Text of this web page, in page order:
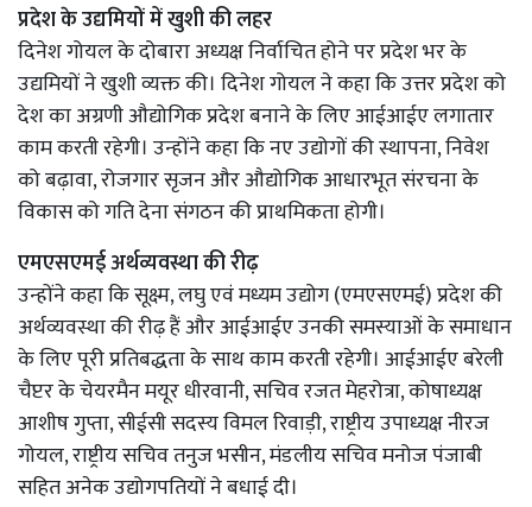
प्रदेश के उद्यमियों में खुशी की लहर
दिनेश गोयल के दोबारा अध्यक्ष निर्वाचित होने पर प्रदेश भर के
उद्यमियों ने खुशी व्यक्त की। दिनेश गोयल ने कहा कि उत्तर प्रदेश को
देश का अग्रणी औद्योगिक प्रदेश बनाने के लिए आईआईए लगातार
काम करती रहेगी। उन्होंने कहा कि नए उद्योगों की स्थापना, निवेश
को बढ़ावा, रोजगार सृजन और औद्योगिक आधारभूत संरचना के
विकास को गति देना संगठन की प्राथमिकता होगी।
एमएसएमई अर्थव्यवस्था की रीढ़
उन्होंने कहा कि सूक्ष्म, लघु एवं मध्यम उद्योग (एमएसएमई) प्रदेश की
अर्थव्यवस्था की रीढ़ हैं और आईआईए उनकी समस्याओं के समाधान
के लिए पूरी प्रतिबद्धता के साथ काम करती रहेगी। आईआईए बरेली
चैप्टर के चेयरमैन मयूर धीरवानी, सचिव रजत मेहरोत्रा, कोषाध्यक्ष
आशीष गुप्ता, सीईसी सदस्य विमल रिवाड़ी, राष्ट्रीय उपाध्यक्ष नीरज
गोयल, राष्ट्रीय सचिव तनुज भसीन, मंडलीय सचिव मनोज पंजाबी
सहित अनेक उद्योगपतियों ने बधाई दी।